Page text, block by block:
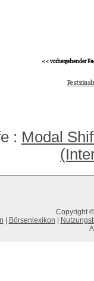
<< vorhergehender
: Modal
Copyright
Börsenlexikon